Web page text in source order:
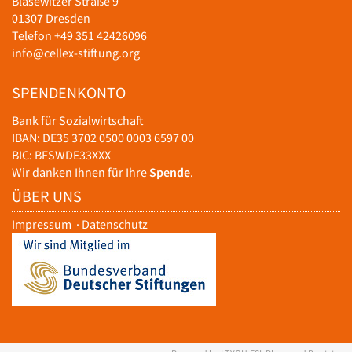
01307 Dresden
Telefon +49 351 42426096
info@cellex-stiftung.org
SPENDENKONTO
Bank für Sozialwirtschaft
IBAN: DE35 3702 0500 0003 6597 00
BIC: BFSWDE33XXX
Wir danken Ihnen für IhreSpende.
ÜBER UNS
Impressum · Datenschutz